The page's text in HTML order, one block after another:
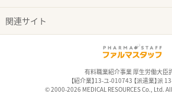
関連サイト
有料職業紹介事業 厚生労働大臣
【紹介業】13-ユ-010743 【派遣業】派
© 2000-2026 MEDICAL RESOURCES Co., Ltd.